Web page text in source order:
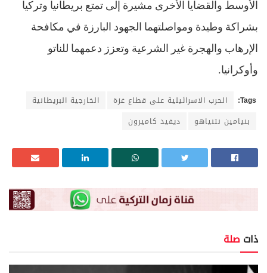
الأوسط والقضايا الأخرى مشيرة إلى تمتع بريطانيا وتركيا
بشراكة وطيدة ومواصلتهما الجهود البارزة في مكافحة
الإرهاب والهجرة غير الشرعية وتعزز دعمهما للناتو
وأوكرانيا.
Tags: الحرب الاسرائيلية على قطاع غزة
الخارجية البريطانية
بنيامين نتنياهو
ديفيد كاميرون
ذات صلة